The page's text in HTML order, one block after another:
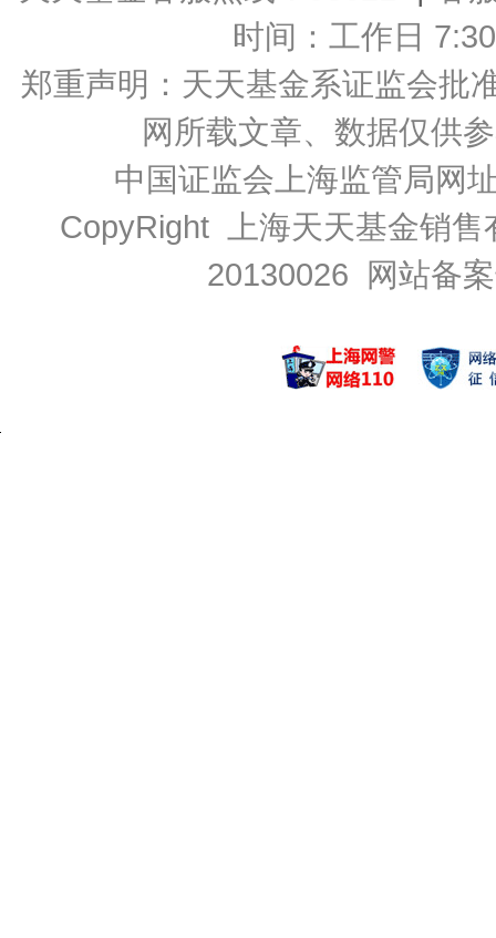
时间：工作日
郑重声明： 天天基金系证监会批
网所载文章、数据仅供
中国证监会上海监管局网
CopyRight 上海天天基金销
20130026 网站备